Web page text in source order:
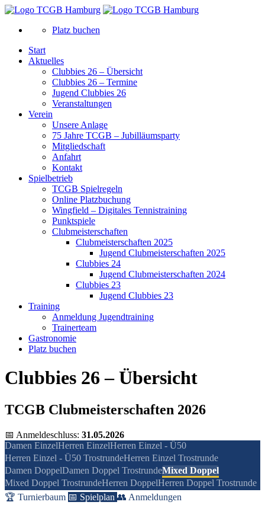
Platz buchen
Start
Aktuelles
Clubbies 26 – Übersicht
Clubbies 26 – Termine
Jugend Clubbies 26
Veranstaltungen
Verein
Unsere Anlage
75 Jahre TCGB – Jubilläumsparty
Mitgliedschaft
Anfahrt
Kontakt
Spielbetrieb
TCGB Spielregeln
Online Platzbuchung
Wingfield – Digitales Tennistraining
Punktspiele
Clubmeisterschaften
Clubmeisterschaften 2025
Jugend Clubmeisterschaften 2025
Clubbies 24
Jugend Clubmeisterschaften 2024
Clubbies 23
Jugend Clubbies 23
Training
Anmeldung Jugendtraining
Trainerteam
Gastronomie
Platz buchen
Clubbies 26 – Übersicht
TCGB Clubmeisterschaften 2026
📅 Anmeldeschluss: 31.05.2026
Damen EinzelHerren EinzelHerren Einzel - Ü50
Herren Einzel - Ü50 TrostrundeHerren Einzel Trostrunde
Damen DoppelDamen Doppel TrostrundeMixed Doppel
Mixed Doppel TrostrundeHerren DoppelHerren Doppel Trostrunde
🏆 Turnierbaum 📅 Spielplan 👥 Anmeldungen